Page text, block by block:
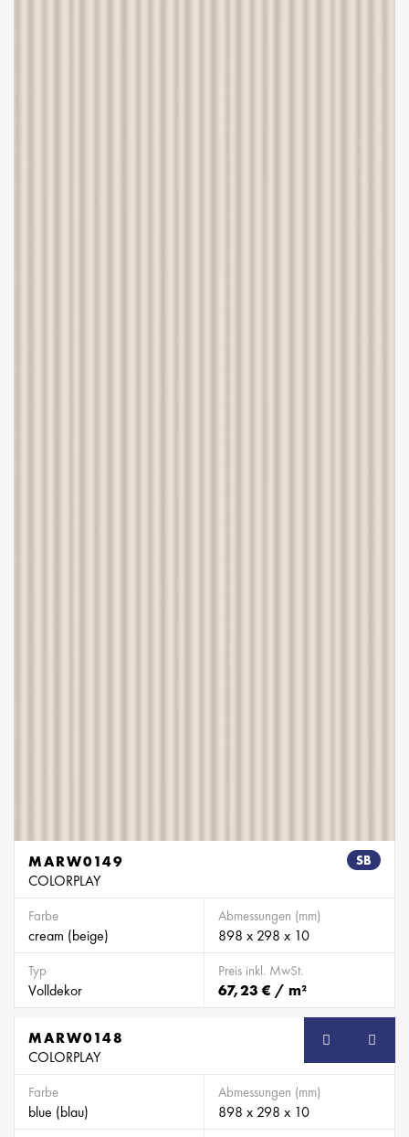
SB
MARW0149
COLORPLAY
Farbe
cream (beige)
Abmessungen (mm)
898 x 298 x 10
Typ
Volldekor
Preis inkl. MwSt.
67,23 € / m²
SB
MARW0148
COLORPLAY
Farbe
blue (blau)
Abmessungen (mm)
898 x 298 x 10